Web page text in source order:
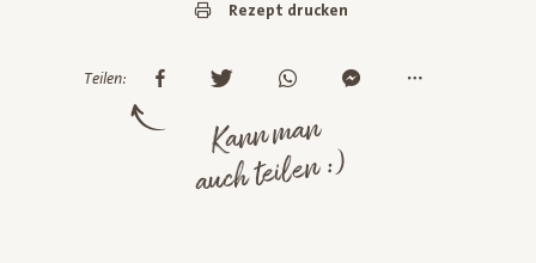
Rezept drucken
Teilen:
Kann man
auch teilen :)